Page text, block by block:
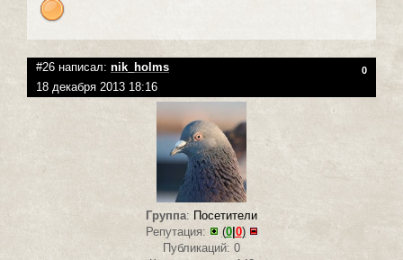
#26 написал: nik_holms 0
18 декабря 2013 18:16
Группа: Посетители
Репутация:
(0| 0)
Публикаций: 0